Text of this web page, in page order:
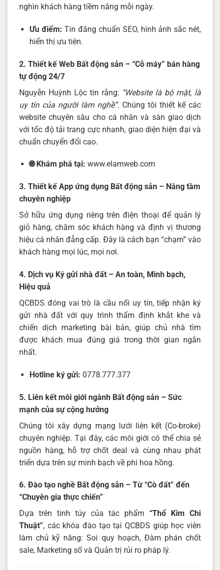
nghìn khách hàng tiềm năng mỗi ngày.
Ưu điểm: Tin đăng chuẩn SEO, hình ảnh sắc nét,
hiển thị ưu tiên.
2. Thiết kế Web Bất động sản – “Cỗ máy” bán hàng
tự động 24/7
Nguyễn Huỳnh Lộc tin rằng: “Website là bộ mặt, là
uy tín của người làm nghề”. Chúng tôi thiết kế các
website chuyên sâu cho cá nhân và sàn giao dịch
với tốc độ tải trang cực nhanh, giao diện hiện đại và
chuẩn chuyển đổi cao.
🌐 Khám phá tại: www.elamweb.com
3. Thiết kế App ứng dụng Bất động sản – Nâng tầm
chuyên nghiệp
Sở hữu ứng dụng riêng trên điện thoại để quản lý
giỏ hàng, chăm sóc khách hàng và định vị thương
hiệu cá nhân đẳng cấp. Đây là cách bạn “chạm” vào
khách hàng mọi lúc, mọi nơi.
4. Dịch vụ Ký gửi nhà đất – An toàn, Minh bạch,
Hiệu quả
QCBDS đóng vai trò là cầu nối uy tín, tiếp nhận ký
gửi nhà đất với quy trình thẩm định khắt khe và
chiến dịch marketing bài bản, giúp chủ nhà tìm
được khách mua đúng giá trong thời gian ngắn
nhất.
Hotline ký gửi: 0778.777.377
5. Liên kết môi giới ngành Bất động sản – Sức
mạnh của sự cộng hưởng
Chúng tôi xây dựng mạng lưới liên kết (Co-broke)
chuyên nghiệp. Tại đây, các môi giới có thể chia sẻ
nguồn hàng, hỗ trợ chốt deal và cùng nhau phát
triển dựa trên sự minh bạch về phí hoa hồng.
6. Đào tạo nghề Bất động sản – Từ “Cò đất” đến
“Chuyên gia thực chiến”
Dựa trên tinh túy của tác phẩm “Thổ Kim Chi
Thuật”, các khóa đào tạo tại QCBDS giúp học viên
làm chủ kỹ năng: Soi quy hoạch, Đàm phán chốt
sale, Marketing số và Quản trị rủi ro pháp lý.